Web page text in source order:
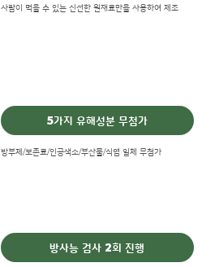
사람이 먹을 수 있는 신선한 원재료만을 사용하여 제조
5가지 유해성분 무첨가
방부제/보존료/인공색소/부산물/식염 일체 무첨가
방사능 검사 2회 진행